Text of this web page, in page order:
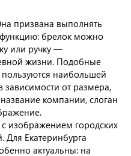
призвана выполнять
брелок можно
или ручку —
жизни. Подобные
наибольшей
зависимости от размера,
компании, слоган
изображением городских
Для Екатеринбурга
актуальны: на